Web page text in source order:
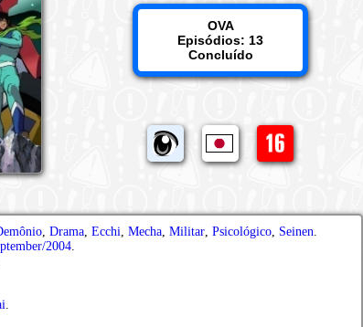
OVA
Episódios: 13
Concluído
, Drama, Ecchi, Mecha, Militar, Psicológico, Seinen.
2004.
.